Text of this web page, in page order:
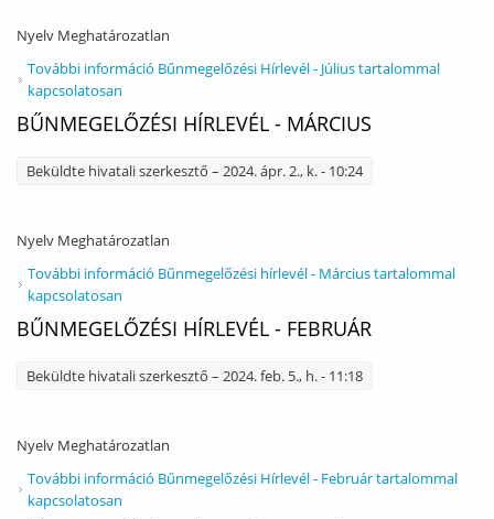
Nyelv Meghatározatlan
További információ Bűnmegelőzési Hírlevél - Július tartalommal
kapcsolatosan
BŰNMEGELŐZÉSI HÍRLEVÉL - MÁRCIUS
Beküldte hivatali szerkesztő – 2024. ápr. 2., k. - 10:24
Nyelv Meghatározatlan
További információ Bűnmegelőzési hírlevél - Március tartalommal
kapcsolatosan
BŰNMEGELŐZÉSI HÍRLEVÉL - FEBRUÁR
Beküldte hivatali szerkesztő – 2024. feb. 5., h. - 11:18
Nyelv Meghatározatlan
További információ Bűnmegelőzési Hírlevél - Február tartalommal
kapcsolatosan